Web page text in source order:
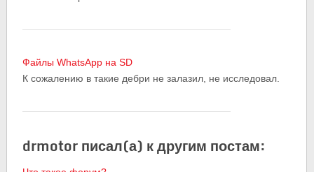
Файлы WhatsApp на SD
К сожалению в такие дебри не залазил, не исследовал.
drmotor писал(а) к другим постам: